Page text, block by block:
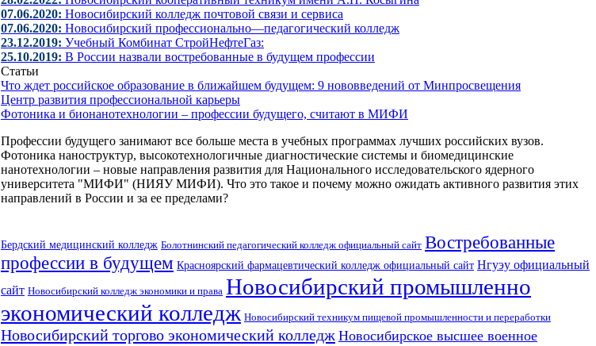
07.06.2020: Новосибирский колледж почтовой связи и сервиса
07.06.2020: Новосибирский профессионально—педагогический колледж
23.12.2019: Учебный Комбинат СтройНефтеГаз:
25.10.2019: В России назвали востребованные в будущем профессии
Статьи
Что ждет российское образование в ближайшем будущем: 9 нововведений от Минпросвещения
Центр развития профессиональной карьеры
Фотоника и бионанотехнологии – профессии будущего, считают в МИФИ
Профессии будущего занимают все больше места в учебных программах лучших российских вузов.
Фотоника наноструктур, высокотехнологичные диагностические системы и биомедицинские
нанотехнологии – новые направления развития для Национального исследовательского ядерного
университета "МИФИ" (НИЯУ МИФИ). Что это такое и почему можно ожидать активного развития этих
направлений в России и за ее пределами?
Бердский медицинский колледж Болотнинский педагогический колледж официальный сайт Востребованные
профессии в будущем Красноярский фармацевтический колледж официальный сайт Нгуэу официальный
сайт Новосибирский колледж экономики и права Новосибирский промышленно
экономический колледж Новосибирский техникум пищевой промышленности и переработки
Новосибирский торгово экономический колледж Новосибирское высшее военное